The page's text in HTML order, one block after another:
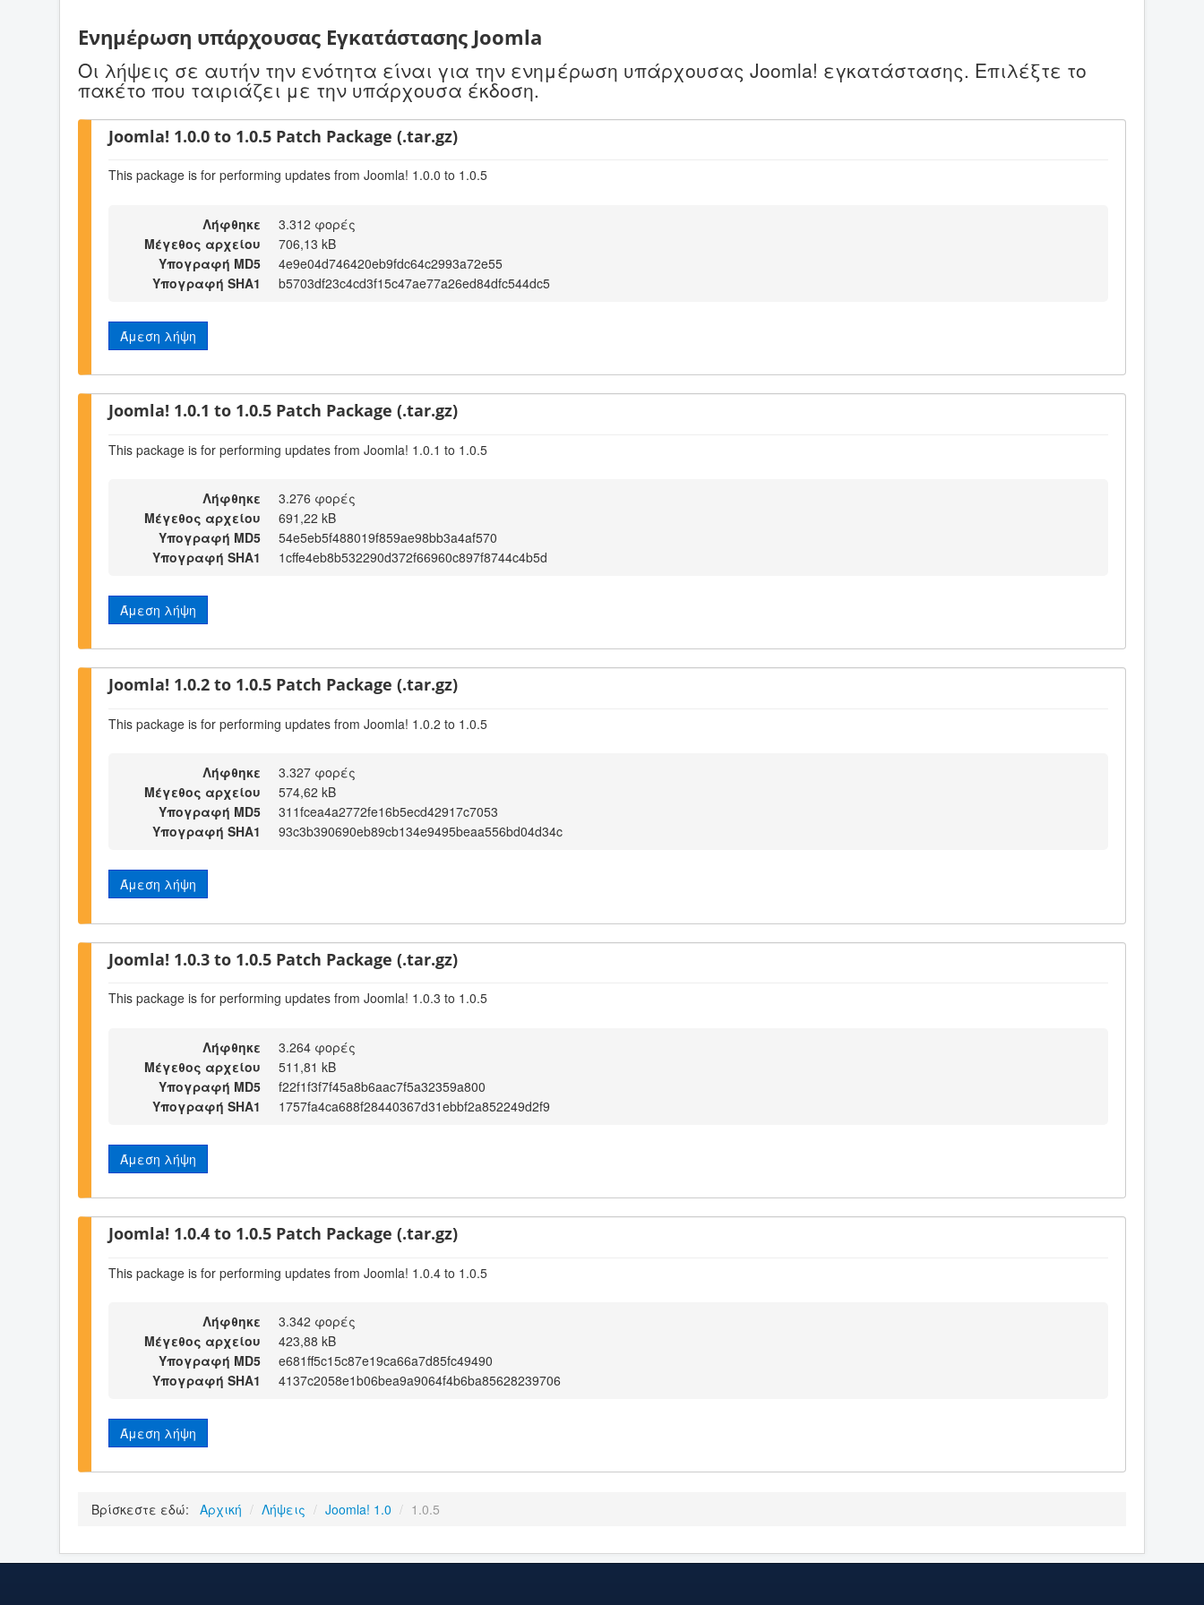
Ενημέρωση υπάρχουσας Εγκατάστασης Joomla
Οι λήψεις σε αυτήν την ενότητα είναι για την ενημέρωση υπάρχουσας Joomla! εγκατάστασης. Επιλέξτε το
πακέτο που ταιριάζει με την υπάρχουσα έκδοση.
Joomla! 1.0.0 to 1.0.5 Patch Package (.tar.gz)
This package is for performing updates from Joomla! 1.0.0 to 1.0.5
Λήφθηκε
3.312 φορές
Μέγεθος αρχείου
706,13 kB
Υπογραφή MD5
4e9e04d746420eb9fdc64c2993a72e55
Υπογραφή SHA1
b5703df23c4cd3f15c47ae77a26ed84dfc544dc5
Άμεση λήψη
Joomla! 1.0.1 to 1.0.5 Patch Package (.tar.gz)
This package is for performing updates from Joomla! 1.0.1 to 1.0.5
Λήφθηκε
3.276 φορές
Μέγεθος αρχείου
691,22 kB
Υπογραφή MD5
54e5eb5f488019f859ae98bb3a4af570
Υπογραφή SHA1
1cffe4eb8b532290d372f66960c897f8744c4b5d
Άμεση λήψη
Joomla! 1.0.2 to 1.0.5 Patch Package (.tar.gz)
This package is for performing updates from Joomla! 1.0.2 to 1.0.5
Λήφθηκε
3.327 φορές
Μέγεθος αρχείου
574,62 kB
Υπογραφή MD5
311fcea4a2772fe16b5ecd42917c7053
Υπογραφή SHA1
93c3b390690eb89cb134e9495beaa556bd04d34c
Άμεση λήψη
Joomla! 1.0.3 to 1.0.5 Patch Package (.tar.gz)
This package is for performing updates from Joomla! 1.0.3 to 1.0.5
Λήφθηκε
3.264 φορές
Μέγεθος αρχείου
511,81 kB
Υπογραφή MD5
f22f1f3f7f45a8b6aac7f5a32359a800
Υπογραφή SHA1
1757fa4ca688f28440367d31ebbf2a852249d2f9
Άμεση λήψη
Joomla! 1.0.4 to 1.0.5 Patch Package (.tar.gz)
This package is for performing updates from Joomla! 1.0.4 to 1.0.5
Λήφθηκε
3.342 φορές
Μέγεθος αρχείου
423,88 kB
Υπογραφή MD5
e681ff5c15c87e19ca66a7d85fc49490
Υπογραφή SHA1
4137c2058e1b06bea9a9064f4b6ba85628239706
Άμεση λήψη
Βρίσκεστε εδώ: Αρχική / Λήψεις / Joomla! 1.0 / 1.0.5